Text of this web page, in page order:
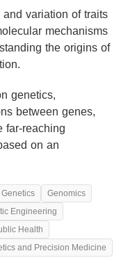
variation of traits
mechanisms
the origins of
genetics,
between genes,
far-reaching
on an
Genomics
Engineering
Health
and Precision Medicine